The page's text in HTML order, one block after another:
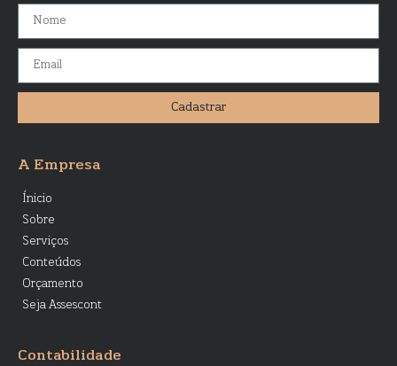
Cadastrar
A Empresa
Ínicio
Sobre
Serviços
Conteúdos
Orçamento
Seja Assescont
Contabilidade